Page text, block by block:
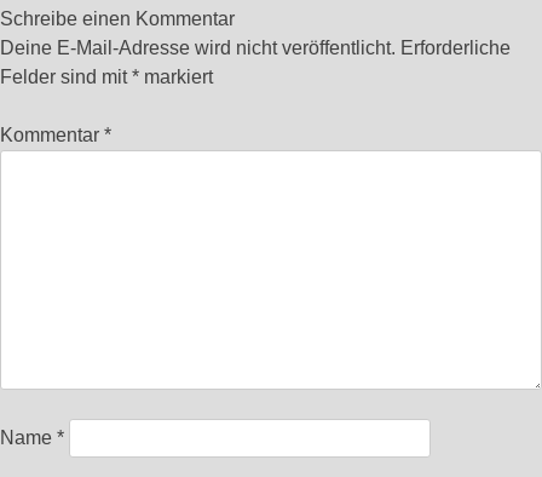
Schreibe einen Kommentar
Deine E-Mail-Adresse wird nicht veröffentlicht. Erforderliche
Felder sind mit* markiert
Kommentar *
Name *